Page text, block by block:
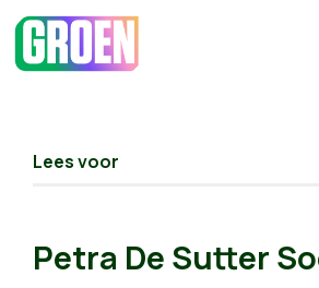
Lees voor
Petra De Sutter